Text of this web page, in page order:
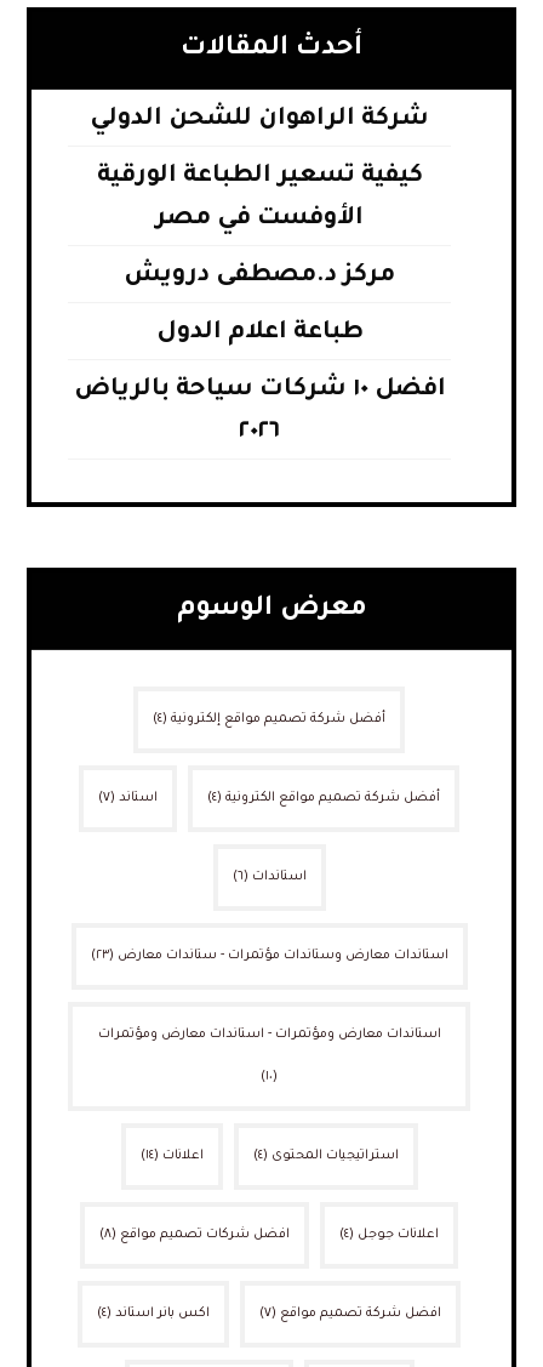
أحدث المقالات
شركة الراهوان للشحن الدولي
كيفية تسعير الطباعة الورقية
الأوفست في مصر
مركز د.مصطفى درويش
طباعة اعلام الدول
افضل ١٠ شركات سياحة بالرياض
٢٠٢٦
معرض الوسوم
أفضل شركة تصميم مواقع إلكترونية (٤)
أفضل شركة تصميم مواقع الكترونية (٤) استاند (٧)
استاندات (٦)
استاندات معارض وستاندات مؤتمرات - ستاندات معارض (٢٣)
استاندات معارض ومؤتمرات - استاندات معارض ومؤتمرات
(١٠)
استراتيجيات المحتوى (٤) اعلانات (١٤)
اعلانات جوجل (٤) افضل شركات تصميم مواقع (٨)
افضل شركة تصميم مواقع (٧) اكس بانر استاند (٤)